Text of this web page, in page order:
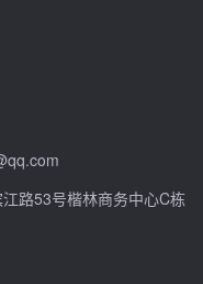
路53号楷林商务中心C栋